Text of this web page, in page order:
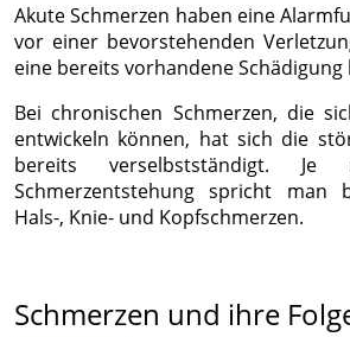
Akute Schmerzen haben eine
vor einer bevorstehenden
eine bereits vorhandene Schädigung
Bei chronischen Schmerzen, die
entwickeln können, hat sich die
bereits verselbstständigt.
Schmerzentstehung spricht man
Hals-, Knie- und Kopfschmerzen.
Schmerzen und ihre